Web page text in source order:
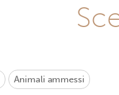
Animali ammessi